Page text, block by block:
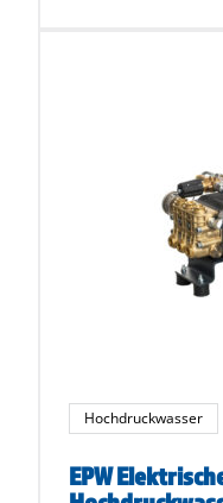
Hochdruckwasser
EPW